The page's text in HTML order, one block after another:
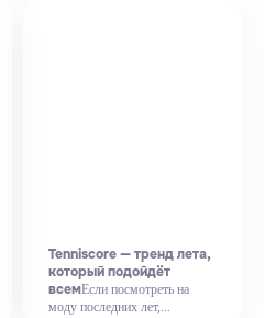
Tenniscore — тренд лета,
который подойдёт
всемЕсли посмотреть на
моду последних лет,...